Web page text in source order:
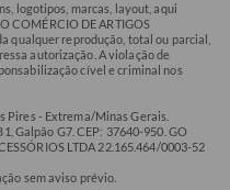
logotipos, marcas, layout, aqui
COMÉRCIO DE ARTIGOS
qualquer reprodução, total ou parcial,
autorização. A violação de
cível e criminal nos
Pires - Extrema/Minas Gerais.
Galpão G7. CEP: 37640-950. GO
LTDA 22.165.464/0003-52
sem aviso prévio.